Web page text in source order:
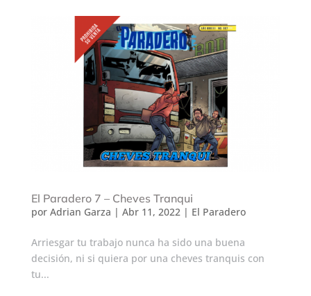
El Paradero 7 – Cheves Tranqui
por Adrian Garza | Abr 11, 2022 | El Paradero
Arriesgar tu trabajo nunca ha sido una buena
decisión, ni si quiera por una cheves tranquis con
tu...